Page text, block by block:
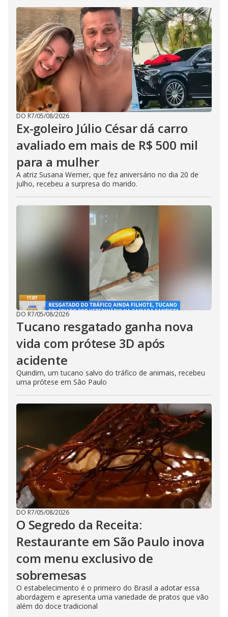
DO R7/05/08/2026
Ex-goleiro Júlio César dá carro
avaliado em mais de R$ 500 mil
para a mulher
A atriz Susana Werner, que fez aniversário no dia 20 de
julho, recebeu a surpresa do marido.
DO R7/05/08/2026
Tucano resgatado ganha nova
vida com prótese 3D após
acidente
Quindim, um tucano salvo do tráfico de animais, recebeu
uma prótese em São Paulo
DO R7/05/08/2026
O Segredo da Receita:
Restaurante em São Paulo inova
com menu exclusivo de
sobremesas
O estabelecimento é o primeiro do Brasil a adotar essa
abordagem e apresenta uma variedade de pratos que vão
além do doce tradicional